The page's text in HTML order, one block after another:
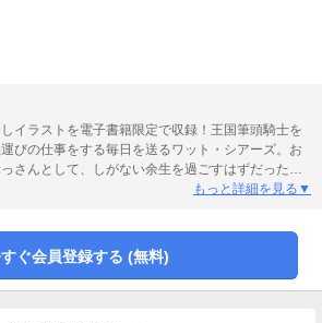
イラストを電子書籍限定で収録！王国筆頭騎士を
びの仕事をする毎日を送るワット・シアーズ。お
さんとして、しがない余生を過ごすはずだった
・シアーズ』。私はあなたに会いに来たのです」
ァンタジー開幕!!原作者・天酒之瓢による書き下ろ
もっと詳細を見る▼
ぐ会員登録する (無料)